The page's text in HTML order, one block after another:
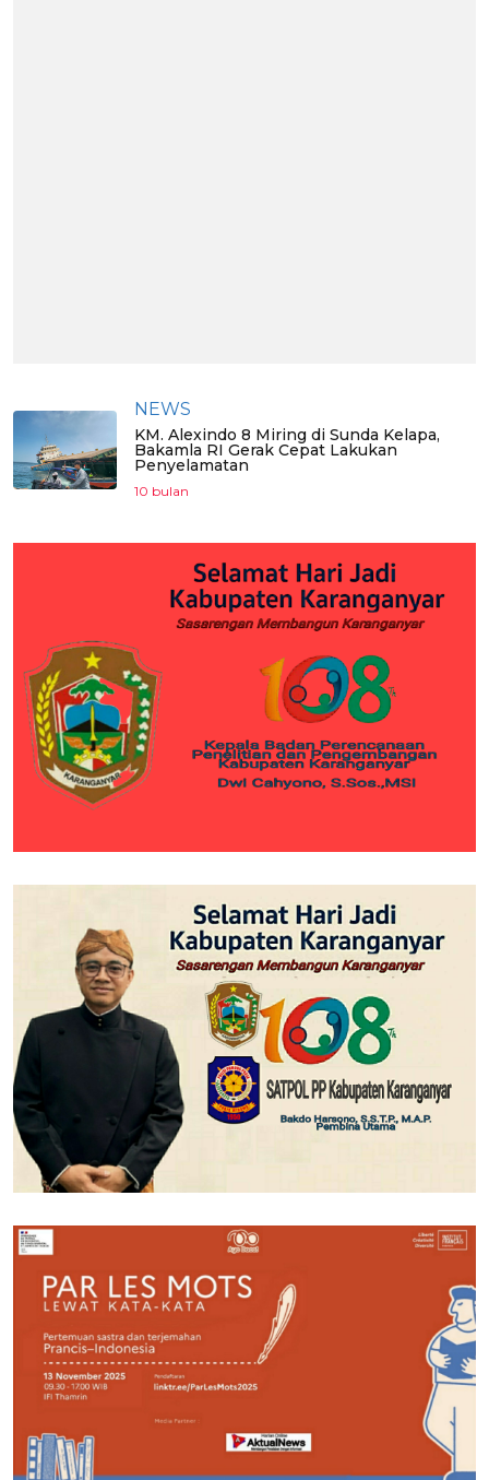
NEWS
KM. Alexindo 8 Miring di Sunda Kelapa,
Bakamla RI Gerak Cepat Lakukan
Penyelamatan
10 bulan